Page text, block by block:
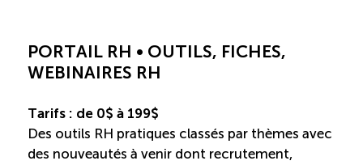
Balados
Programmes d’aide et subventions
PORTAIL RH • OUTILS, FICHES,
WEBINAIRES RH
Tarifs : de 0$ à 199$
Des outils RH pratiques classés par thèmes avec
des nouveautés à venir dont recrutement,